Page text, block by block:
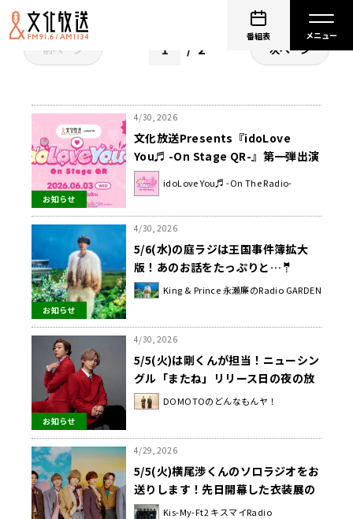
番組表
前ページ 2 次ページ
お知らせ
4/30, 2026
文化放送Presents『idoLove
You♬ -On Stage QR-』第一弾出演
アーティスト発表！
idoLove You♬ -On The Radio-
お知らせ
4/30, 2026
5/6(水)の庭ラジは王国事件簿拡大
版！あのお話をたっぷりと…🤵
King & Prince 永瀬廉のRadio GARDEN
お知らせ
4/30, 2026
5/5(火)は剛くんが担当！ニューシン
グル「またね」リリース日の夜の放
送です💿DOMOTOのどんなもんヤ！
4/29, 2026
5/5(火)横尾渉くんのソロラジオをお
送りします！先日開幕した衣装展の
お話！Kis-My-Ft2 キスマイRadio